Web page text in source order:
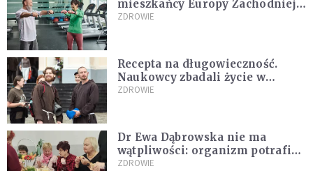
mieszkańcy Europy Zachodniej?
Ekspertka wskazuje główne
ZDROWIE
Recepta na długowieczność.
Naukowcy zbadali życie w
klasztorach
ZDROWIE
Dr Ewa Dąbrowska nie ma
wątpliwości: organizm potrafi
leczyć się sam
ZDROWIE